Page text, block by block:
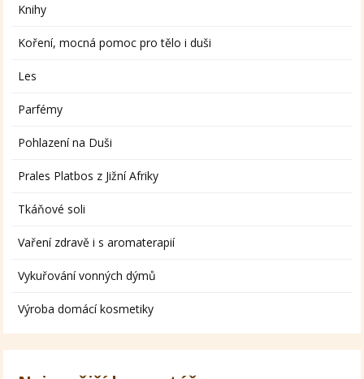
Knihy
Koření, mocná pomoc pro tělo i duši
Les
Parfémy
Pohlazení na Duši
Prales Platbos z Jižní Afriky
Tkáňové soli
Vaření zdravě i s aromaterapií
Vykuřování vonných dýmů
Výroba domácí kosmetiky